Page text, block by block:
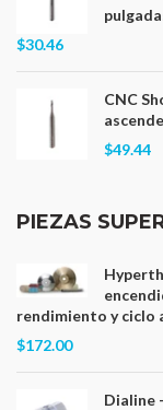
$30.46
CNC
$49.44
PIEZAS
rendimiento y ciclo
$172.00
Dialine